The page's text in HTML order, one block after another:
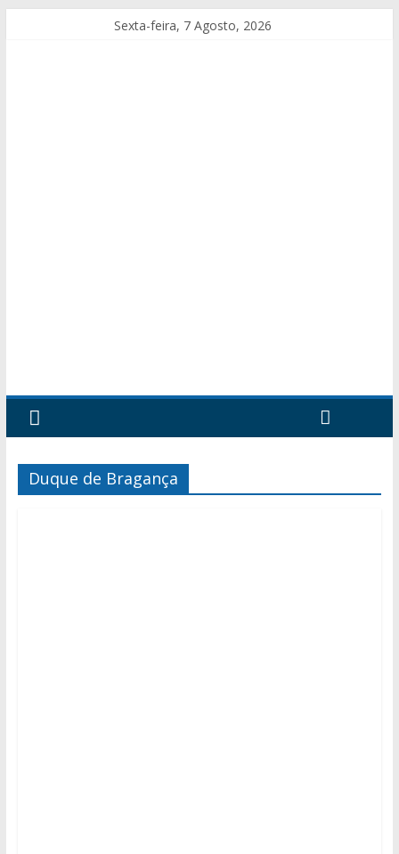
Sexta-feira, 7 Agosto, 2026
Duque de Bragança